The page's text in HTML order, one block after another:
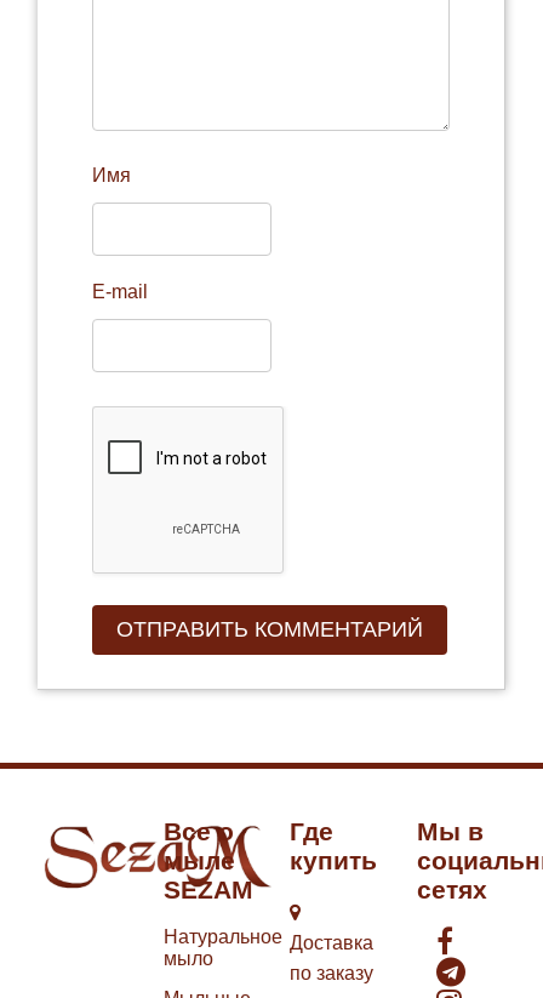
Имя
E-mail
Все о
мыле
SEZAM
Натуральное
мыло
Где
купить
Доставка
по заказу
Мы в
сетях